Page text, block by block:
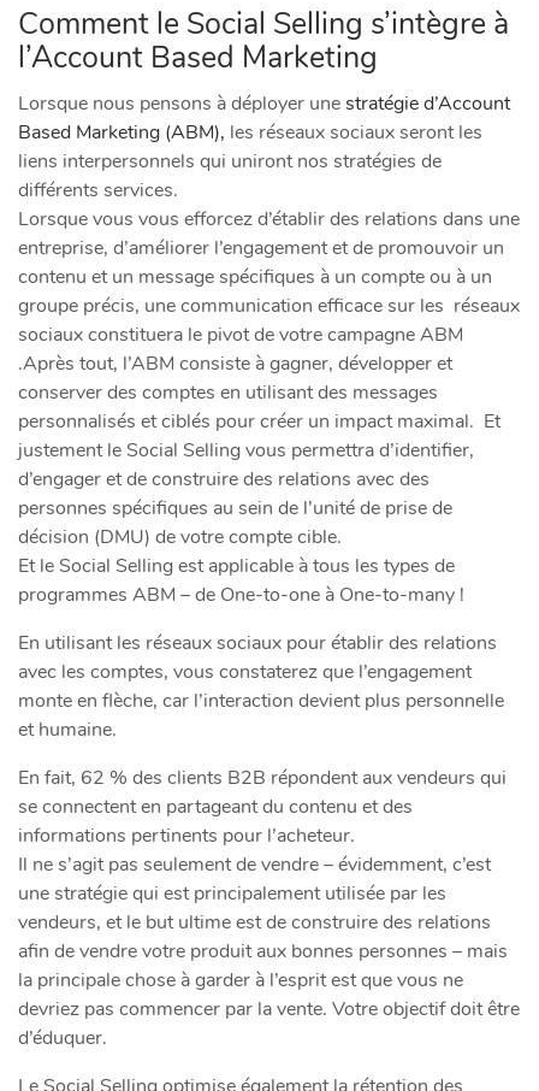
Comment le Social Selling s’intègre à
l’Account Based Marketing
Lorsque nous pensons à déployer unestratégie d’Account
Based Marketing (ABM), les réseaux sociaux seront les
liens interpersonnels qui uniront nos stratégies de
différents services.
Lorsque vous vous efforcez d’établir des relations dans une
entreprise, d’améliorer l’engagement et de promouvoir un
contenu et un message spécifiques à un compte ou à un
groupe précis, une communication efficace sur les réseaux
sociaux constituera le pivot de votre campagne ABM
.Après tout, l’ABM consiste à gagner, développer et
conserver des comptes en utilisant des messages
personnalisés et ciblés pour créer un impact maximal. Et
justement le Social Selling vous permettra d’identifier,
d’engager et de construire des relations avec des
personnes spécifiques au sein de l’unité de prise de
décision (DMU) de votre compte cible.
Et le Social Selling est applicable à tous les types de
programmes ABM – de One-to-one à One-to-many !
En utilisant les réseaux sociaux pour établir des relations
avec les comptes, vous constaterez que l’engagement
monte en flèche, car l’interaction devient plus personnelle
et humaine.
En fait, 62 % des clients B2B répondent aux vendeurs qui
se connectent en partageant du contenu et des
informations pertinents pour l’acheteur.
Il ne s’agit pas seulement de vendre – évidemment, c’est
une stratégie qui est principalement utilisée par les
vendeurs, et le but ultime est de construire des relations
afin de vendre votre produit aux bonnes personnes – mais
la principale chose à garder à l’esprit est que vous ne
devriez pas commencer par la vente. Votre objectif doit être
d’éduquer.